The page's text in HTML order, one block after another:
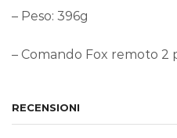
– Peso: 396g
– Comando Fox remoto 2
RECENSIONI